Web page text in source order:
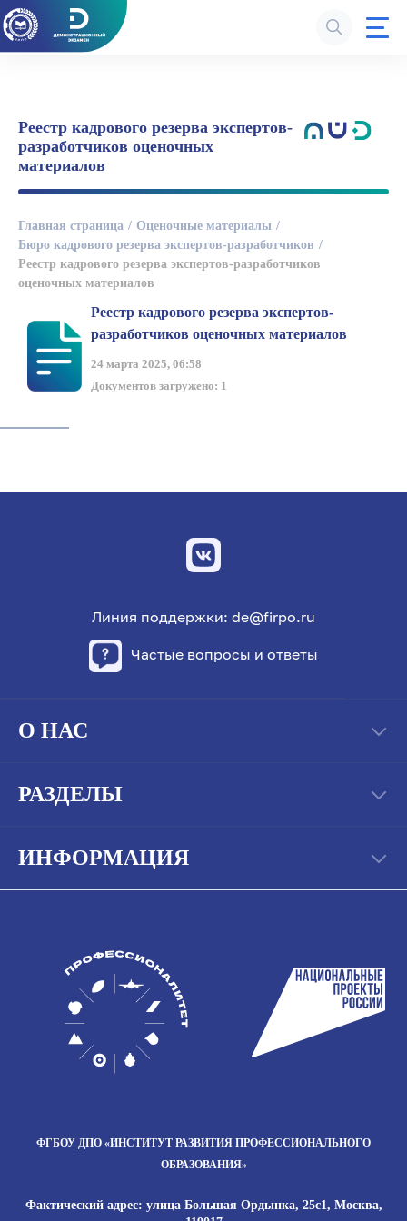
Реестр кадрового резерва экспертов-
разработчиков оценочных
материалов
Главная страница
Оценочные материалы
Бюро кадрового резерва экспертов-разработчиков
Реестр кадрового резерва экспертов-разработчиков
оценочных материалов
Реестр кадрового резерва экспертов-
разработчиков оценочных материалов
24 марта 2025, 06:58
Документов загружено: 1
Линия поддержки: de@firpo.ru
Частые вопросы и ответы
О НАС
РАЗДЕЛЫ
ИНФОРМАЦИЯ
ФГБОУ ДПО «ИНСТИТУТ РАЗВИТИЯ ПРОФЕССИОНАЛЬНОГО
ОБРАЗОВАНИЯ»
Фактический адрес: улица Большая Ордынка, 25с1, Москва,